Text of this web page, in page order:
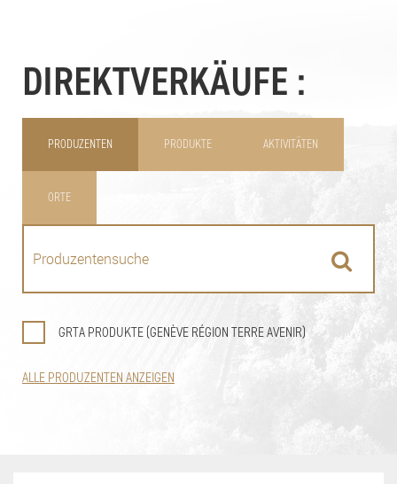
DIREKTVERKÄUFE :
PRODUZENTEN PRODUKTE AKTIVITÄTEN
ORTE
GRTA PRODUKTE (GENÈVE RÉGION TERRE AVENIR)
ALLE PRODUZENTEN ANZEIGEN